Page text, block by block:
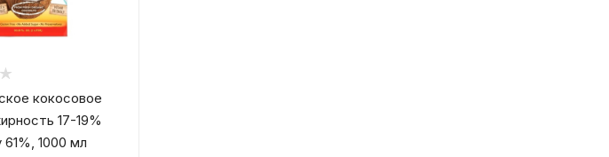
кокосовое
17-19%
1000 мл